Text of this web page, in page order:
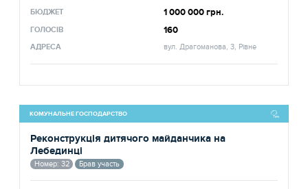
БЮДЖЕТ 1 000 000 грн.
ГОЛОСІВ 160
АДРЕСА вул. Драгоманова, 3, Рівне
КОМУНАЛЬНЕ ГОСПОДАРСТВО
Реконструкція дитячого майданчика на
Лебединці
Номер: 32 Брав участь